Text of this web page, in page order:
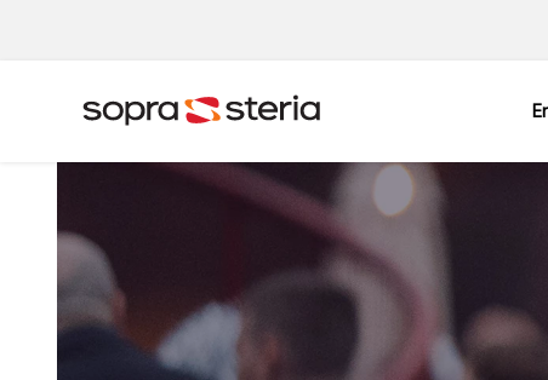
Sök
Sverige
Belgien
Italien